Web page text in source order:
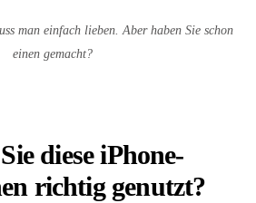
man einfach lieben. Aber haben Sie schon
einen gemacht?
diese iPhone-
richtig genutzt?